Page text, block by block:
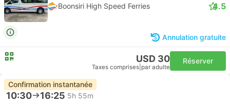
Boonsiri High Speed Ferries 4.5
Annulation gratuite
USD 30
Taxes comprises par adulte
Réserver
Confirmation instantanée
10:30 16:25 5h 55m